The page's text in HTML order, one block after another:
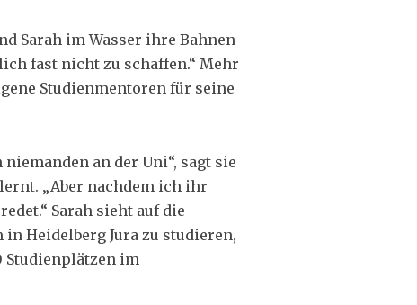
Sarah im Wasser ihre Bahnen
fast nicht zu schaffen.“ Mehr
Studienmentoren für seine
an der Uni“, sagt sie
„Aber nachdem ich ihr
Sarah sieht auf die
Heidelberg Jura zu studieren,
Studienplätzen im